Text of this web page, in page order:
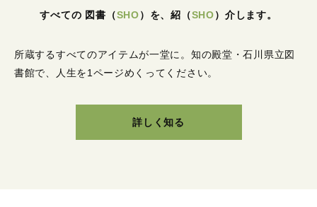
すべての 図書 （SHO） を、紹 （SHO） 介します。
所蔵するすべてのアイテムが一堂に。 知の殿堂・石川県立図
書館で、人生を1ページめくってください。
詳しく知る